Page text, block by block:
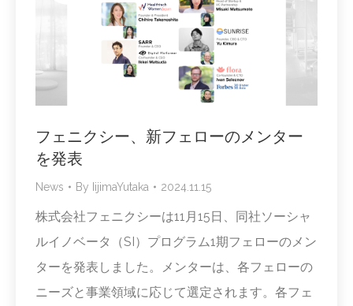
フェニクシー、新フェローのメンター
を発表
News By IijimaYutaka 2024.11.15
株式会社フェニクシーは11月15日、同社ソーシャ
ルイノベータ（SI）プログラム1期フェローのメン
ターを発表しました。メンターは、各フェローの
ニーズと事業領域に応じて選定されます。各フェ